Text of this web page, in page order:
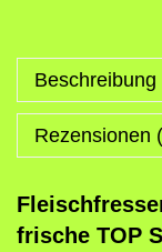
s
e
n
e
P
Beschreibung
Rezensionen
frische TOP